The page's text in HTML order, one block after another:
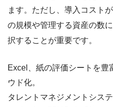
ます。ただし、導入コスト
の規模や管理する資産の数
択することが重要です。
Excel、紙の評価シートを豊
ウド化。
タレントマネジメントシス